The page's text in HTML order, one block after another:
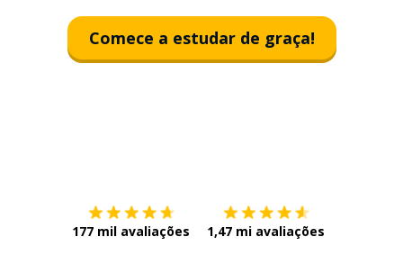
Comece a estudar de graça!
177 mil avaliações 1,47 mi avaliações